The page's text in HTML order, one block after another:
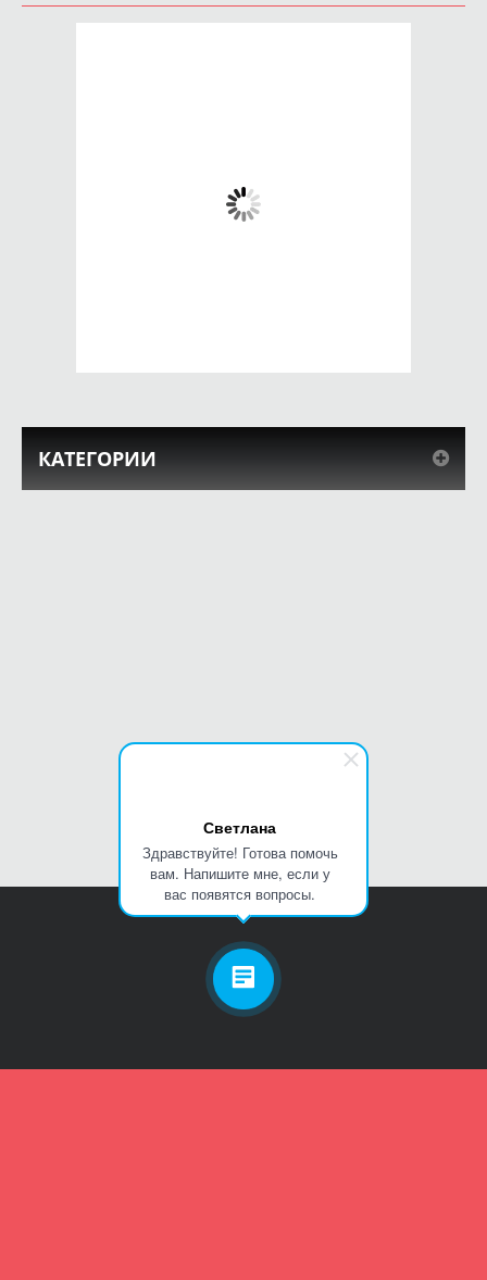
Светлана
Здравствуйте! Готова помочь
вам. Напишите мне, если у
вас появятся вопросы.
КАТЕГОРИИ